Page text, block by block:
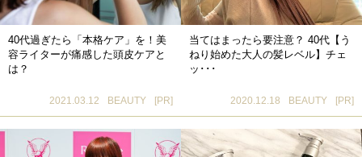
40代過ぎたら「本格ケア」を！美
容ライターが痛感した頭皮ケアと
は？
2021.03.12 BEAUTY [PR]
当てはまったら要注意？ 40代【う
ねり始めた大人の髪レベル】チェ
ッ･･･
2020.12.18 BEAUTY [PR]